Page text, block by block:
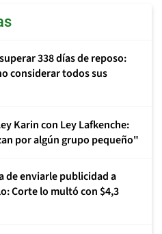
338 días de reposo:
considerar todos sus
Karin con Ley Lafkenche:
por algún grupo pequeño"
de enviarle publicidad a
Corte lo multó con $4,3